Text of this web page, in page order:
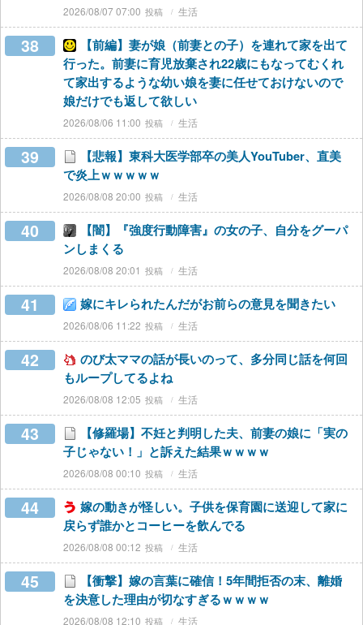
2026/08/07 07:00 生活
38
【前編】妻が娘（前妻との子）を連れて家を出て
行った。前妻に育児放棄され22歳にもなってむくれ
て家出するような幼い娘を妻に任せておけないので
娘だけでも返して欲しい
2026/08/06 11:00 生活
39
【悲報】東科大医学部卒の美人YouTuber、直美
で炎上ｗｗｗｗｗ
2026/08/08 20:00 生活
40
【闇】『強度行動障害』の女の子、自分をグーパ
ンしまくる
2026/08/08 20:01 生活
41 嫁にキレられたんだがお前らの意見を聞きたい
2026/08/06 11:22 生活
42
のび太ママの話が長いのって、多分同じ話を何回
もループしてるよね
2026/08/08 12:05 生活
43
【修羅場】不妊と判明した夫、前妻の娘に「実の
子じゃない！」と訴えた結果ｗｗｗｗ
2026/08/08 00:10 生活
44
嫁の動きが怪しい。子供を保育園に送迎して家に
戻らず誰かとコーヒーを飲んでる
2026/08/08 00:12 生活
45
【衝撃】嫁の言葉に確信！5年間拒否の末、離婚
を決意した理由が切なすぎるｗｗｗｗ
2026/08/08 12:10 生活